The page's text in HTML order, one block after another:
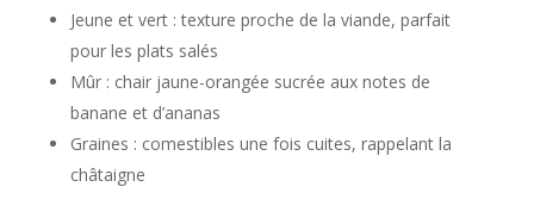
Jeune et vert : texture proche de la viande, parfait
pour les plats salés
Mûr : chair jaune-orangée sucrée aux notes de
banane et d’ananas
Graines : comestibles une fois cuites, rappelant la
châtaigne